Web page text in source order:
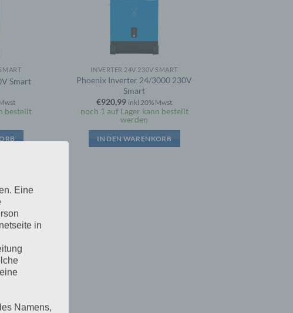
Smart
bestellt
INVERTER 24V 230V SMART
Phoenix Inverter 24/3000 230V
Smart
€920,99 inkl 20% Mwst
noch 1 auf Lager kann bestellt
werden
IN DEN WARENKORB
Eine
in
Namens,